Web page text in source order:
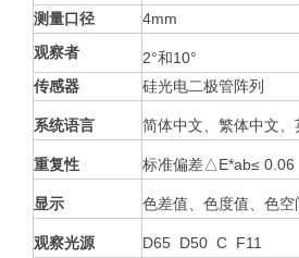
测量口径
4mm
观察者
2°和10°
传感器
硅光电二极管阵列
系统语言 简体中文、繁体中文、
重复性 标准偏差△E*ab≤ 0.06
显示 色差值、色度值、色
观察光源 D65 D50 C F11